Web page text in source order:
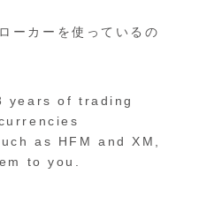
ーカーを使っているの
years of trading
as HFM and XM,
to you.